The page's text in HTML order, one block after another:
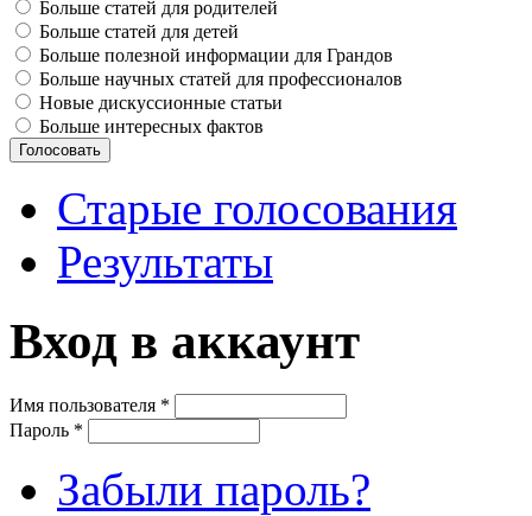
Больше статей для родителей
Больше статей для детей
Больше полезной информации для Грандов
Больше научных статей для профессионалов
Новые дискуссионные статьи
Больше интересных фактов
Старые голосования
Результаты
Вход в аккаунт
Имя пользователя *
Пароль *
Забыли пароль?